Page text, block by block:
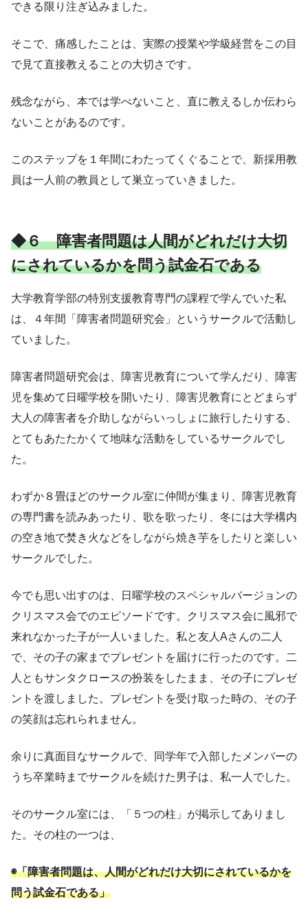
できる限り注ぎ込みました。
そこで、痛感したことは、実際の授業や学級経営をこの目
で見て直接教えることの大切さです。
残念ながら、本では学べないこと、直に教えるしか伝わら
ないことがあるのです。
このステップを１年間にわたってくぐることで、新採用教
員は一人前の教員として巣立っていきました。
◆６ 障害者問題は人間がどれだけ大切
にされているかを問う試金石である
大学教育学部の特別支援教育専門の課程で学んでいた私
は、４年間「障害者問題研究会」というサークルで活動し
ていました。
障害者問題研究会は、障害児教育について学んだり、障害
児を集めて日曜学校を開いたり、障害児教育にとどまらず
大人の障害者を介助しながらいっしょに旅行したりする、
とてもあたたかくて地味な活動をしているサークルでし
た。
わずか８畳ほどのサークル室に仲間が集まり、障害児教育
の専門書を読みあったり、歌を歌ったり、冬には大学構内
の空き地で焚き火などをしながら焼き芋をしたりと楽しい
サークルでした。
今でも思い出すのは、日曜学校のスペシャルバージョンの
クリスマス会でのエピソードです。クリスマス会に風邪で
来れなかった子が一人いました。私と友人Aさんの二人
で、その子の家までプレゼントを届けに行ったのです。二
人ともサンタクロースの扮装をしたまま、その子にプレゼ
ントを渡しました。プレゼントを受け取った時の、その子
の笑顔は忘れられません。
余りに真面目なサークルで、同学年で入部したメンバーの
うち卒業時までサークルを続けた男子は、私一人でした。
そのサークル室には、「５つの柱」が掲示してありまし
た。その柱の一つは、
◉「障害者問題は、人間がどれだけ大切にされているかを
問う試金石である」